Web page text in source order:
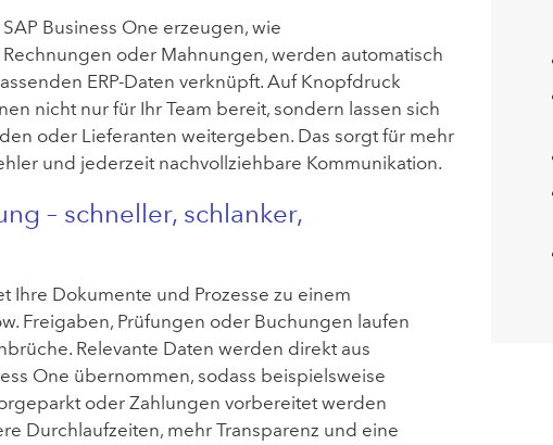
Business One erzeugen, wie
oder Mahnungen, werden automatisch
ERP-Daten verknüpft. Auf Knopfdruck
nicht nur für Ihr Team bereit, sondern lassen sich
oder Lieferanten weitergeben. Das sorgt für mehr
und jederzeit nachvollziehbare Kommunikation.
– schneller, schlanker,
Ihre Dokumente und Prozesse zu einem
Freigaben, Prüfungen oder Buchungen laufen
Relevante Daten werden direkt aus
One übernommen, sodass beispielsweise
oder Zahlungen vorbereitet werden
Durchlaufzeiten, mehr Transparenz und eine